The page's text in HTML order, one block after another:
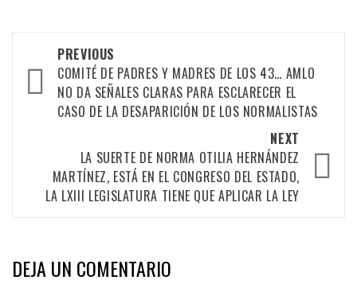
navigation
PREVIOUS
COMITÉ DE PADRES Y MADRES DE LOS 43… AMLO
NO DA SEÑALES CLARAS PARA ESCLARECER EL
CASO DE LA DESAPARICIÓN DE LOS NORMALISTAS
NEXT
LA SUERTE DE NORMA OTILIA HERNÁNDEZ
MARTÍNEZ, ESTÁ EN EL CONGRESO DEL ESTADO,
LA LXIII LEGISLATURA TIENE QUE APLICAR LA LEY
DEJA UN COMENTARIO